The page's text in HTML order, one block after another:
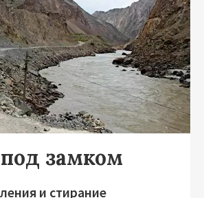
замком
и стирание